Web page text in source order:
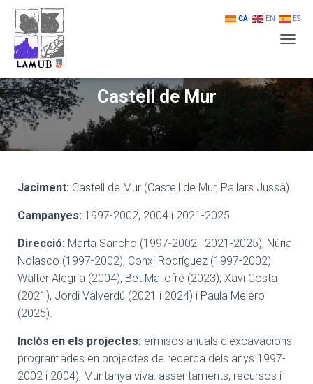
G
G
N
G
A
N
Castell de Mur
Jaciment: Castell de Mur (Castell de Mur, Pallars Jussà).
Campanyes: 1997-2002, 2004 i 2021-2025.
Direcció: Marta Sancho (1997-2002 i 2021-2025), Núria
Nolasco (1997-2002), Conxi Rodríguez (1997-2002)
Walter Alegría (2004), Bet Mallofré (2023); Xavi Costa
(2021), Jordi Valverdú (2021 i 2024) i Paula Melero
(2025).
Inclòs en els projectes: ermisos anuals d’excavacions
programades en projectes de recerca dels anys 1997-
2002 i 2004); Muntanya viva: assentaments, recursos i
CA EN ES